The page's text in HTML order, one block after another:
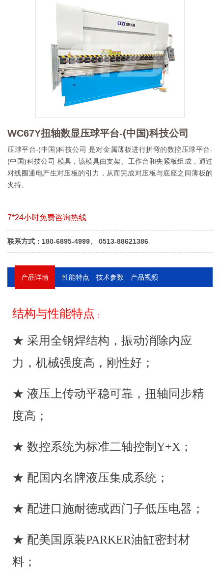
WC67Y扭轴数显压球平台-(中国)科技公司
压球平台-(中国)科技公司 是对金属薄板进行折弯的数控压球平台-
(中国)科技公司 模具，该模具由支架、工作台和夹紧板组成，通过
对线圈通电产生对压板的引力，从而完成对压板与底座之间薄板的
夹持。
7*24小时免费咨询热线
联系方式：180-6895-4999、 0513-88621386
产品详情 性能特点 技术参数 产品视频
■机器的用途
较高的工作精度，采用不同形状的上下模具，可折弯
成各种形状工件，滑块行程一次即可对板料进行一次
折弯成形，经过多次折弯即可获得较复杂形状的工
件，当配备相应的装备后，还能作冲孔用。
■
产品外形结构
1.运用UG（有限元）分析方法，经计算机辅助优
化设计，外形美观。
2.机器采用钢板焊接结构，具有足够的强度和刚
模“V”形槽选择不当而引起严重超载事故，此外本机
点。
3.油缸中设有机械挡块，确保滑块行至下死点的
性。
面精度。
5.整体框架除锈,并喷有防锈漆。
结构与性能特点 ：
★ 采用全钢焊结构，振动消除内应
力，机械强度高，刚性好；
★ 液压上传动平稳可靠，扭轴同步精
度高；
★ 数控系统为标准二轴控制Y+X；
★ 配国内名牌液压集成系统；
★ 配进口施耐德或西门子低压电器；
★ 配美国原装PARKER油缸密封材
料；